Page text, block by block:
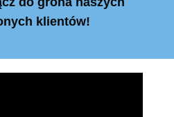
klientów!